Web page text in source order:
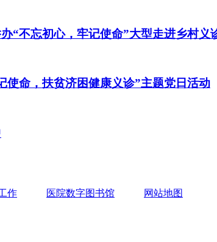
“不忘初心，牢记使命”大型走进乡村义
使命，扶贫济困健康义诊”主题党日活动
作 医院数字图书馆 网站地图